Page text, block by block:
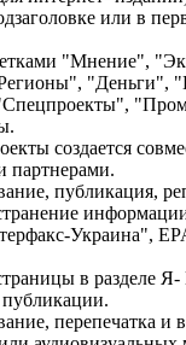
или в
"Мнение",
"Деньги",
создается
партнерами.
публикация,
Украина",
в разделе
публикации.
перепечатка и